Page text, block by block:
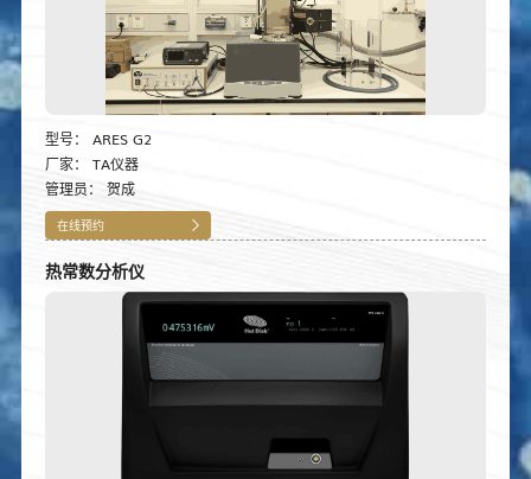
型号： ARES G2
厂家： TA仪器
管理员： 贺成
在线预约
热常数分析仪